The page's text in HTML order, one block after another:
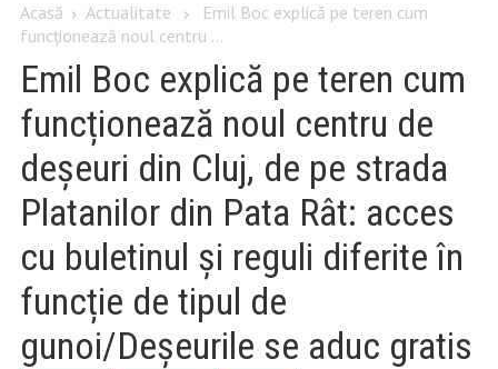
Acasă Actualitate
Emil Boc explică pe teren cum
funcționează noul centru ...
Emil Boc explică pe teren cum
funcționează noul centru de
deșeuri din Cluj, de pe strada
Platanilor din Pata Rât: acces
cu buletinul și reguli diferite în
funcție de tipul de
gunoi/Deșeurile se aduc gratis